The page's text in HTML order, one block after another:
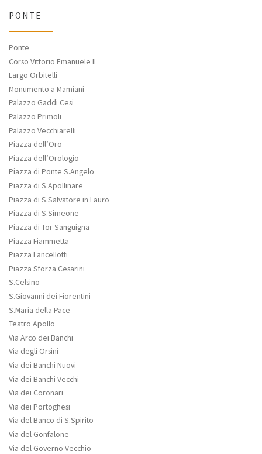
PONTE
Ponte
Corso Vittorio Emanuele II
Largo Orbitelli
Monumento a Mamiani
Palazzo Gaddi Cesi
Palazzo Primoli
Palazzo Vecchiarelli
Piazza dell’Oro
Piazza dell’Orologio
Piazza di Ponte S.Angelo
Piazza di S.Apollinare
Piazza di S.Salvatore in Lauro
Piazza di S.Simeone
Piazza di Tor Sanguigna
Piazza Fiammetta
Piazza Lancellotti
Piazza Sforza Cesarini
S.Celsino
S.Giovanni dei Fiorentini
S.Maria della Pace
Teatro Apollo
Via Arco dei Banchi
Via degli Orsini
Via dei Banchi Nuovi
Via dei Banchi Vecchi
Via dei Coronari
Via dei Portoghesi
Via del Banco di S.Spirito
Via del Gonfalone
Via del Governo Vecchio